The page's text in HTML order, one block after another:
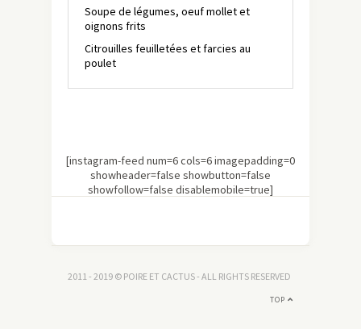
Soupe de légumes, oeuf mollet et
oignons frits
Citrouilles feuilletées et farcies au
poulet
[instagram-feed num=6 cols=6 imagepadding=0
showheader=false showbutton=false
showfollow=false disablemobile=true]
2011 - 2019 © POIRE ET CACTUS - ALL RIGHTS RESERVED
TOP